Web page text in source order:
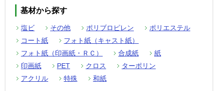
基材から探す
塩ビ その他 ポリブロピレン
ポリエステル
コート紙
フォト紙（キャスト紙）
フォト紙（印画紙・ＲＣ）
合成紙
紙
印画紙
PET クロス
ターポリン
アクリル
特殊 和紙